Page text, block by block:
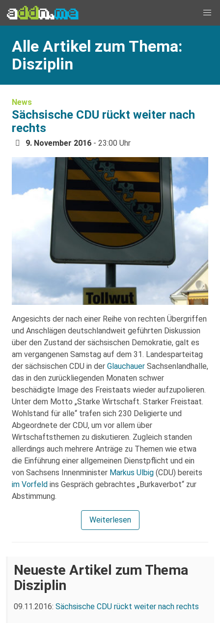
Alle Artikel zum Thema:
Disziplin
News
Sächsische CDU rückt weiter nach
rechts
9. November 2016 - 23:00 Uhr
Angesichts der nach einer Reihe von rechten Übergriffen
und Anschlägen deutschlandweit geführten Diskussion
über den Zustand der sächsischen Demokratie, galt es
am vergangenen Samstag auf dem 31. Landesparteitag
der sächsischen CDU in der Glauchauer Sachsenlandhalle,
das in den zurückliegenden Monaten schwer
beschädigte Image des Freistaats wieder aufzupolieren.
Unter dem Motto „Starke Wirtschaft. Starker Freistaat.
Wohlstand für alle“ trafen sich 230 Deligierte und
Abgeordnete der CDU, um vor allem über
Wirtschaftsthemen zu diskutieren. Zugleich standen
allerdings auch mehrere Anträge zu Themen wie etwa
die Einführung einer allgemeinen Dienstpflicht und ein
von Sachsens Innenminister Markus Ulbig (CDU) bereits
im Vorfeld ins Gespräch gebrachtes „Burkaverbot“ zur
Abstimmung.
Weiterlesen
Neueste Artikel zum Thema
Disziplin
09.11.2016: Sächsische CDU rückt weiter nach rechts